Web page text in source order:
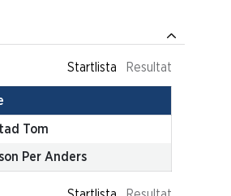
Startlista Resultat
Tom
Per Anders